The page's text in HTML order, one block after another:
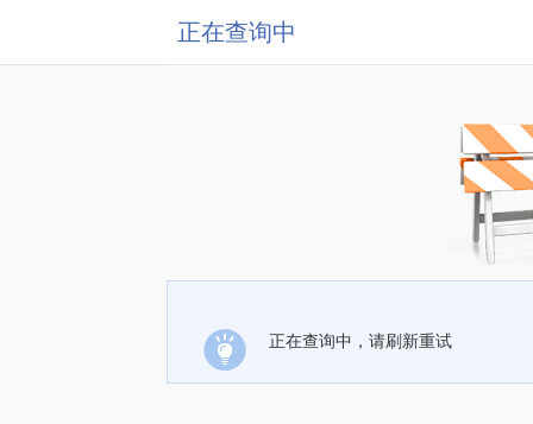
正在查询中
正在查询中，请刷新重试